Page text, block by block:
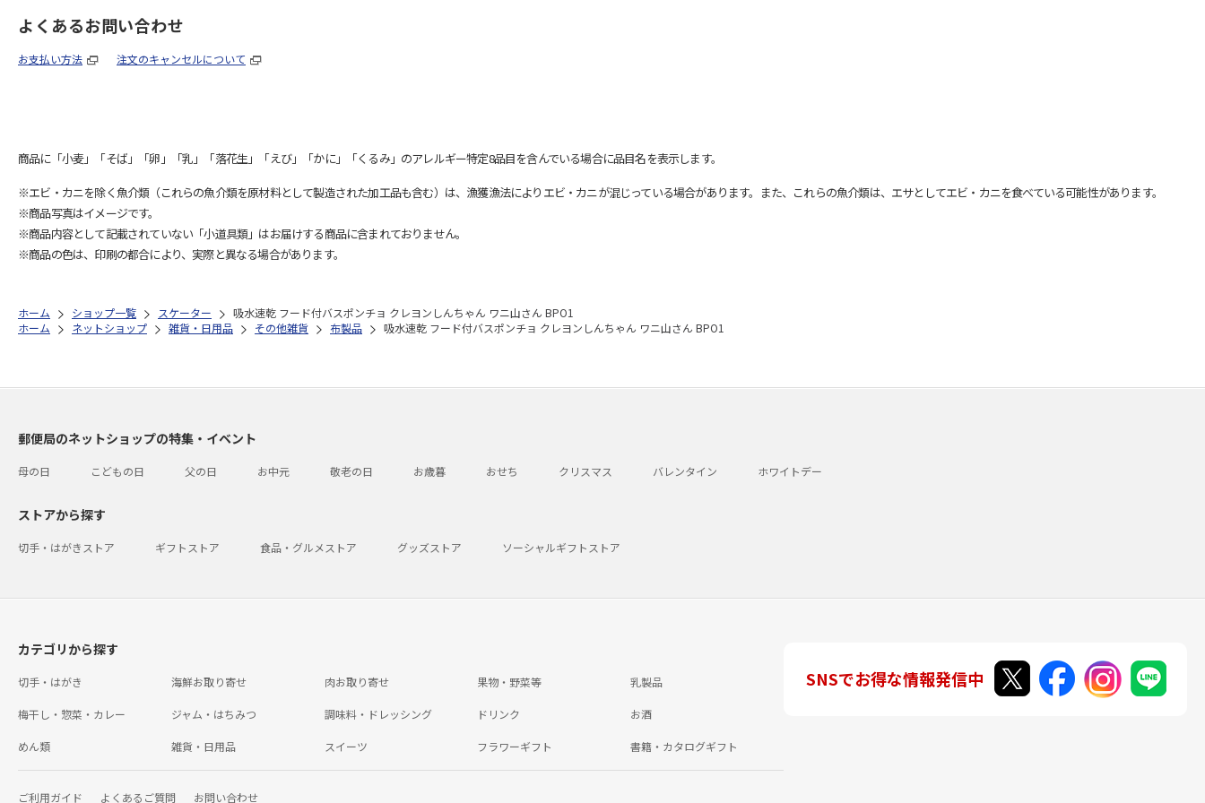
よくあるお問い合わせ
お支払い方法 注文のキャンセルについて
商品に「小麦」「そば」「卵」「乳」「落花生」「えび」「かに」「くるみ」のアレルギー特定8品目を含んでいる場合に品目名を表示します。
※エビ・カニを除く魚介類（これらの魚介類を原材料として製造された加工品も含む）は、漁獲漁法によりエビ・カニが混じっている場合があります。また、これらの魚介類は、エサとしてエビ・カニを食べている可能性があります。
※商品写真はイメージです。
※商品内容として記載されていない「小道具類」はお届けする商品に含まれておりません。
※商品の色は、印刷の都合により、実際と異なる場合があります。
ホーム ショップ一覧 スケーター
吸水速乾 フード付バスポンチョ クレヨンしんちゃん ワニ山さん BPO1
ホーム
ネットショップ 雑貨・日用品 その他雑貨 布製品 吸水速乾 フード付バスポンチョ クレヨンしんちゃん ワニ山さん BPO1
郵便局のネットショップの特集・イベント
母の日 こどもの日 父の日 お中元 敬老の日 お歳暮 おせち クリスマス バレンタイン ホワイトデー
ストアから探す
切手・はがきストア ギフトストア 食品・グルメストア グッズストア ソーシャルギフトストア
カテゴリから探す
切手・はがき 海鮮お取り寄せ 肉お取り寄せ 果物・野菜等 乳製品
梅干し・惣菜・カレー ジャム・はちみつ 調味料・ドレッシング ドリンク お酒
めん類 雑貨・日用品 スイーツ フラワーギフト 書籍・カタログギフト
ご利用ガイド よくあるご質問 お問い合わせ
SNSでお得な情報発信中